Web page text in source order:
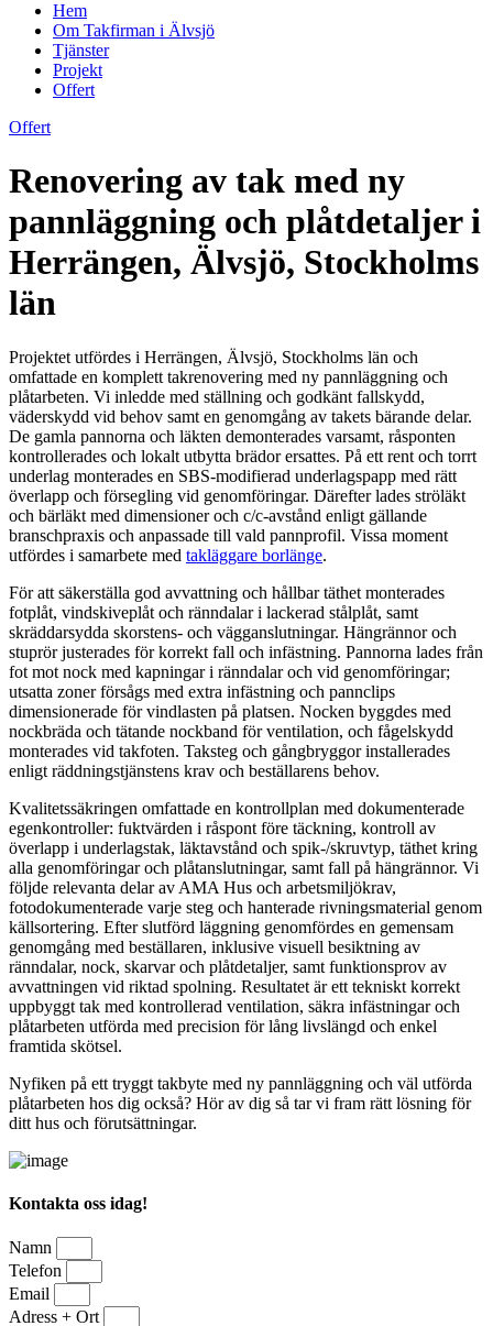
Hem
Om Takfirman i Älvsjö
Tjänster
Projekt
Offert
Offert
Renovering av tak med ny
pannläggning och plåtdetaljer i
Herrängen, Älvsjö, Stockholms
län
Projektet utfördes i Herrängen, Älvsjö, Stockholms län och
omfattade en komplett takrenovering med ny pannläggning och
plåtarbeten. Vi inledde med ställning och godkänt fallskydd,
väderskydd vid behov samt en genomgång av takets bärande delar.
De gamla pannorna och läkten demonterades varsamt, råsponten
kontrollerades och lokalt utbytta brädor ersattes. På ett rent och torrt
underlag monterades en SBS-modifierad underlagspapp med rätt
överlapp och försegling vid genomföringar. Därefter lades ströläkt
och bärläkt med dimensioner och c/c-avstånd enligt gällande
branschpraxis och anpassade till vald pannprofil. Vissa moment
utfördes i samarbete med takläggare borlänge.
För att säkerställa god avvattning och hållbar täthet monterades
fotplåt, vindskiveplåt och ränndalar i lackerad stålplåt, samt
skräddarsydda skorstens- och vägganslutningar. Hängrännor och
stuprör justerades för korrekt fall och infästning. Pannorna lades från
fot mot nock med kapningar i ränndalar och vid genomföringar;
utsatta zoner försågs med extra infästning och pannclips
dimensionerade för vindlasten på platsen. Nocken byggdes med
nockbräda och tätande nockband för ventilation, och fågelskydd
monterades vid takfoten. Taksteg och gångbryggor installerades
enligt räddningstjänstens krav och beställarens behov.
Kvalitetssäkringen omfattade en kontrollplan med dokumenterade
egenkontroller: fuktvärden i råspont före täckning, kontroll av
överlapp i underlagstak, läktavstånd och spik-/skruvtyp, täthet kring
alla genomföringar och plåtanslutningar, samt fall på hängrännor. Vi
följde relevanta delar av AMA Hus och arbetsmiljökrav,
fotodokumenterade varje steg och hanterade rivningsmaterial genom
källsortering. Efter slutförd läggning genomfördes en gemensam
genomgång med beställaren, inklusive visuell besiktning av
ränndalar, nock, skarvar och plåtdetaljer, samt funktionsprov av
avvattningen vid riktad spolning. Resultatet är ett tekniskt korrekt
uppbyggt tak med kontrollerad ventilation, säkra infästningar och
plåtarbeten utförda med precision för lång livslängd och enkel
framtida skötsel.
Nyfiken på ett tryggt takbyte med ny pannläggning och väl utförda
plåtarbeten hos dig också? Hör av dig så tar vi fram rätt lösning för
ditt hus och förutsättningar.
Kontakta oss idag!
Namn
Telefon
Email
Adress + Ort